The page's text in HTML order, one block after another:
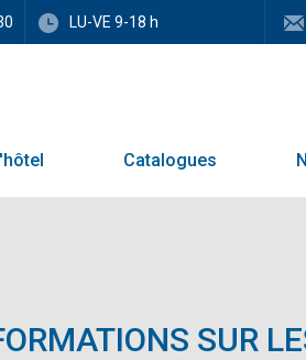
LU-VE 9-18 h
Catalogues
SUR